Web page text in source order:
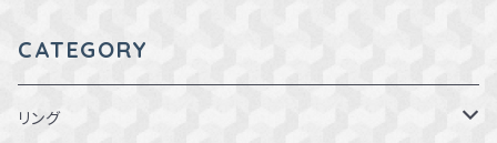
CATEGORY
リング